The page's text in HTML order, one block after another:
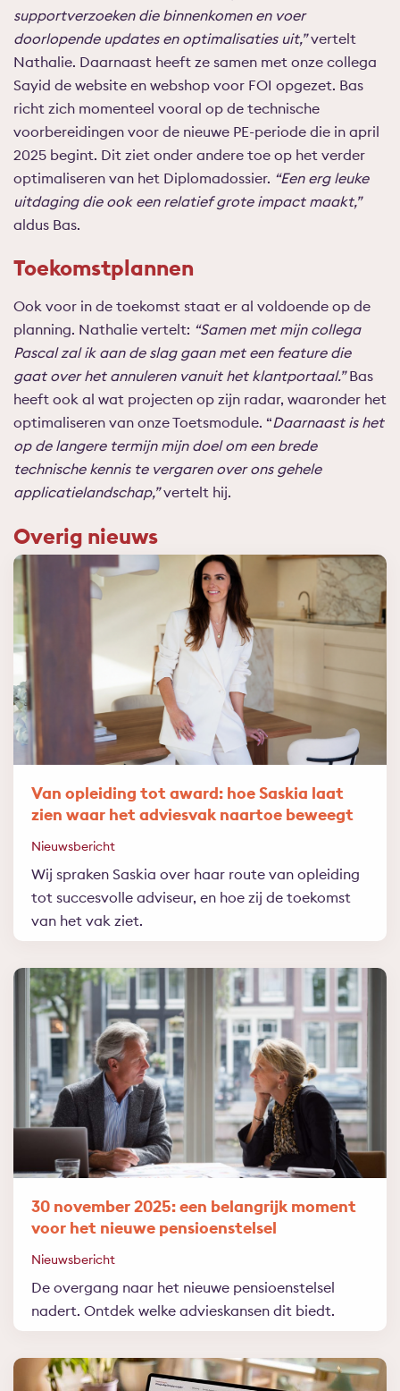
supportverzoeken die binnenkomen en voer
doorlopende updates en optimalisaties uit,”vertelt
Nathalie. Daarnaast heeft ze samen met onze collega
Sayid de website en webshop voor FOI opgezet. Bas
richt zich momenteel vooral op de technische
voorbereidingen voor de nieuwe PE-periode die in april
2025 begint. Dit ziet onder andere toe op het verder
optimaliseren van het Diplomadossier. “Een erg leuke
uitdaging die ook een relatief grote impact maakt,”
aldus Bas.
Toekomstplannen
Ook voor in de toekomst staat er al voldoende op de
planning. Nathalie vertelt: “Samen met mijn collega
Pascal zal ik aan de slag gaan met een feature die
gaat over het annuleren vanuit het klantportaal.”Bas
heeft ook al wat projecten op zijn radar, waaronder het
optimaliseren van onze Toetsmodule. “Daarnaast is het
op de langere termijn mijn doel om een brede
technische kennis te vergaren over ons gehele
applicatielandschap,”vertelt hij.
Overig nieuws
Van opleiding tot award: hoe Saskia laat
zien waar het adviesvak naartoe beweegt
Nieuwsbericht
Wij spraken Saskia over haar route van opleiding
tot succesvolle adviseur, en hoe zij de toekomst
van het vak ziet.
30 november 2025: een belangrijk moment
voor het nieuwe pensioenstelsel
Nieuwsbericht
De overgang naar het nieuwe pensioenstelsel
nadert. Ontdek welke advieskansen dit biedt.